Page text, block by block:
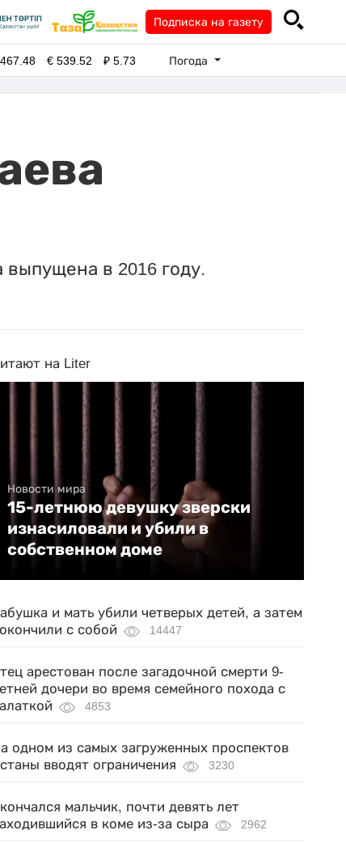
Подписка на газету
€539.52 ₽5.73 Погода
в 2016 году.
на Liter
Новости мира
15-летнюю девушку зверски
изнасиловали и убили в
собственном доме
и мать убили четверых детей, а затем
с собой
14447
арестован после загадочной смерти 9-
дочери во время семейного похода с
4853
одном из самых загруженных проспектов
вводят ограничения
3230
мальчик, почти девять лет
в коме из-за сыра
2962